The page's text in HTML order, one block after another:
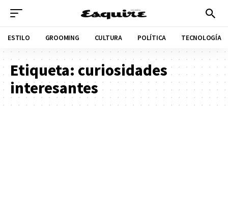
ESTILO GROOMING CULTURA POLÍTICA TECNOLOGÍA
Etiqueta: curiosidades
interesantes